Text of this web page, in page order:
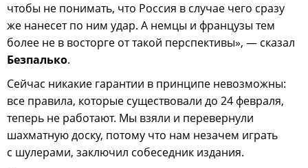
чтобы не понимать, что Россия в случае чего сразу
же нанесет по ним удар. А немцы и французы тем
более не в восторге от такой перспективы», — сказал
Безпалько.
Сейчас никакие гарантии в принципе невозможны:
все правила, которые существовали до 24 февраля,
теперь не работают. Мы взяли и перевернули
шахматную доску, потому что нам незачем играть
с шулерами, заключил собеседник издания.